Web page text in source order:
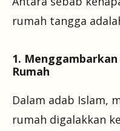
rumah tangga
1.
Rumah
Dalam adab Islam,
rumah digalakkan